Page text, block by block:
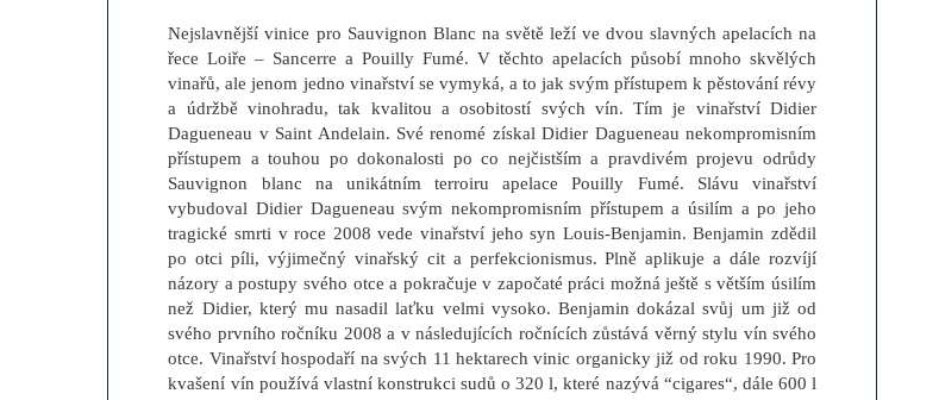
Nejslavnější vinice pro Sauvignon Blanc na světě leží ve dvou slavných apelacích na
řece Loiře – Sancerre a Pouilly Fumé. V těchto apelacích působí mnoho skvělých
vinařů, ale jenom jedno vinařství se vymyká, a to jak svým přístupem k pěstování révy
a údržbě vinohradu, tak kvalitou a osobitostí svých vín. Tím je vinařství Didier
Dagueneau v Saint Andelain. Své renomé získal Didier Dagueneau nekompromisním
přístupem a touhou po dokonalosti po co nejčistším a pravdivém projevu odrůdy
Sauvignon blanc na unikátním terroiru apelace Pouilly Fumé. Slávu vinařství
vybudoval Didier Dagueneau svým nekompromisním přístupem a úsilím a po jeho
tragické smrti v roce 2008 vede vinařství jeho syn Louis-Benjamin. Benjamin zdědil
po otci píli, výjimečný vinařský cit a perfekcionismus. Plně aplikuje a dále rozvíjí
názory a postupy svého otce a pokračuje v započaté práci možná ještě s větším úsilím
než Didier, který mu nasadil laťku velmi vysoko. Benjamin dokázal svůj um již od
svého prvního ročníku 2008 a v následujících ročnících zůstává věrný stylu vín svého
otce. Vinařství hospodaří na svých 11 hektarech vinic organicky již od roku 1990. Pro
kvašení vín používá vlastní konstrukci sudů o 320 l, které nazývá “cigares“, dále 600 l